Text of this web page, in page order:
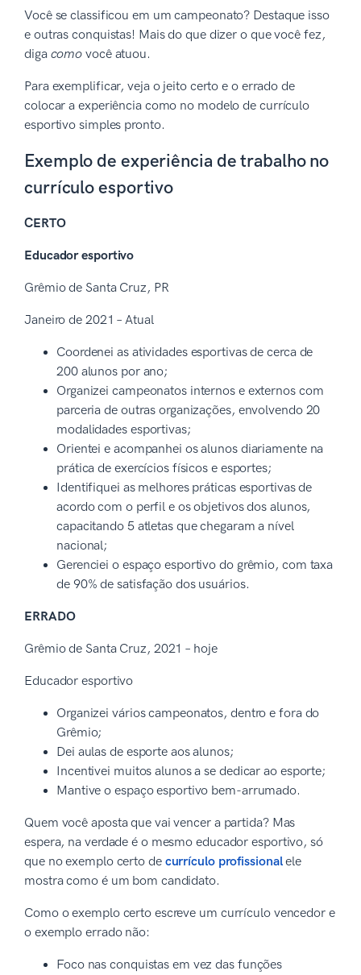
Você se classificou em um campeonato? Destaque isso
e outras conquistas! Mais do que dizer o que você fez,
diga como você atuou.
Para exemplificar, veja o jeito certo e o errado de
colocar a experiência como no modelo de currículo
esportivo simples pronto.
Exemplo de experiência de trabalho no
currículo esportivo
CERTO
Educador esportivo
Grêmio de Santa Cruz, PR
Janeiro de 2021 – Atual
Coordenei as atividades esportivas de cerca de
200 alunos por ano;
Organizei campeonatos internos e externos com
parceria de outras organizações, envolvendo 20
modalidades esportivas;
Orientei e acompanhei os alunos diariamente na
prática de exercícios físicos e esportes;
Identifiquei as melhores práticas esportivas de
acordo com o perfil e os objetivos dos alunos,
capacitando 5 atletas que chegaram a nível
nacional;
Gerenciei o espaço esportivo do grêmio, com taxa
de 90% de satisfação dos usuários.
ERRADO
Grêmio de Santa Cruz, 2021 – hoje
Educador esportivo
Organizei vários campeonatos, dentro e fora do
Grêmio;
Dei aulas de esporte aos alunos;
Incentivei muitos alunos a se dedicar ao esporte;
Mantive o espaço esportivo bem-arrumado.
Quem você aposta que vai vencer a partida? Mas
espera, na verdade é o mesmo educador esportivo, só
que no exemplo certo de currículo profissionalele
mostra como é um bom candidato.
Como o exemplo certo escreve um currículo vencedor e
o exemplo errado não:
Foco nas conquistas em vez das funções